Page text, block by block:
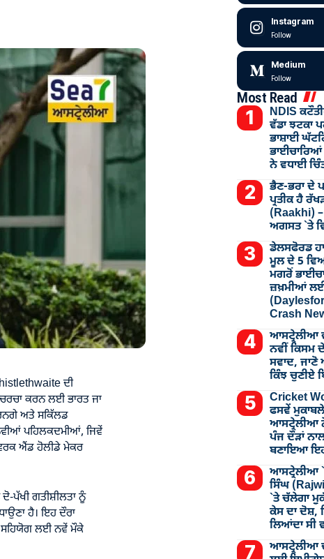
ਦੀ
ਕਰਨ ਲਈ ਭਾਰਤ ਜਾ
ਅਤੇ ਸਕਿੱਲਡ
ਪਹਿਲਕਦਮੀਆਂ, ਜਿਵੇਂ
ਵਰਕ ਐਂਡ ਹੋਲੀਡੇ ਮੇਕਰ
ਪੱਖੀ ਗਤੀਸ਼ੀਲਤਾ ਨੂੰ
ਹੈ। ਇਹ ਦੌਰਾ
ਸਹਿਯੋਗ ਲਈ ਨਵੇਂ ਮੌਕੇ
Instagram
Follow
Medium
Follow
Most Read
NDIS
ਵੱਡਾ ਝਟਕਾ
ਭਾਸ਼ਾਈ
ਨੇ ਵਧਾਈ
ਭੈਣ-ਭਰਾ ਦੇ
ਪ੍ਰਤੀਕ ਹੈ
(Raakhi)
ਅਗਸਤ `ਤੇ
ਡੇਲਸਫੋਰਡ
ਮੂਲ ਦੇ 5
ਮਗਰੋਂ
ਜ਼ਖ਼ਮੀਆਂ
Crash
ਆਸਟ੍ਰੇਲੀਆ
ਨਵੀਂ ਕਿਸਮ
ਸਵਾਦ, ਜਾਣੋ
ਕਿੰਝ ਚੁਣੀਏ
Cricket
ਫਸਵੇਂ
ਆਸਟ੍ਰੇਲੀਆ
ਪੰਜ ਦੌੜਾਂ
ਬਣਾਇਆ ਇਹ
ਆਸਟ੍ਰੇਲੀਆ
ਸਿੰਘ
`ਤੇ ਚੱਲੇਗਾ
ਕੇਸ ਦਾ
ਲਿਆਂਦਾ ਸੀ
ਆਸਟ੍ਰੇਲੀਆ